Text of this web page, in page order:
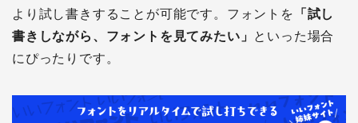
より試し書きすることが可能です。フォントを
「試し
書きしながら、フォントを見てみたい」 といった場合
にぴったりです。